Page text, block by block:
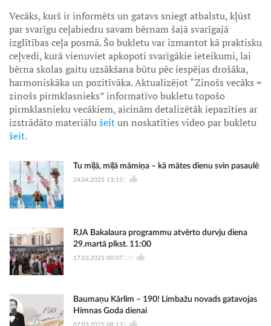
Vecāks, kurš ir informēts un gatavs sniegt atbalstu, kļūst
par svarīgu ceļabiedru savam bērnam šajā svarīgajā
izglītības ceļa posmā. Šo bukletu var izmantot kā praktisku
ceļvedi, kurā vienuviet apkopoti svarīgākie ieteikumi, lai
bērna skolas gaitu uzsākšana būtu pēc iespējas drošāka,
harmoniskāka un pozitīvāka. Aktualizējot “Zinošs vecāks =
zinošs pirmklasnieks” informatīvo bukletu topošo
pirmklasnieku vecākiem, aicinām detalizētāk iepazīties ar
izstrādāto materiālušeitun noskatīties video par bukletu
šeit.
Tu mīļā, mīļā māmiņa – kā mātes dienu svin pasaulē
24.04.2025 13:15 1
RJA Bakalaura programmu atvērto durvju diena
29.martā plkst. 11:00
17.03.2025 00:07120
Baumaņu Kārlim – 190! Limbažu novads gatavojas
Himnas Goda dienai
07.03.2025 08:13